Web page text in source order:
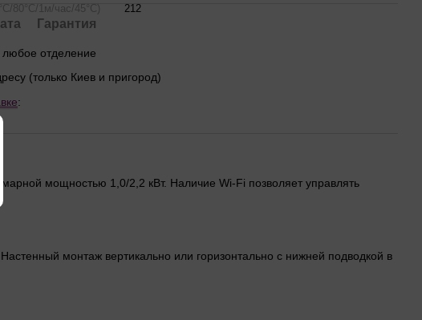
80°С/1м/час/45°С)
212
Гарантия
любое отделение
(только Киев и пригород)
:
мощностью 1,0/2,2 кВт. Наличие Wi-Fi позволяет управлять
монтаж вертикально или горизонтально с нижней подводкой в